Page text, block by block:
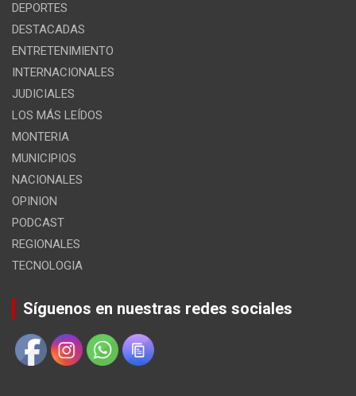
DEPORTES
DESTACADAS
ENTRETENIMIENTO
INTERNACIONALES
JUDICIALES
LOS MÁS LEÍDOS
MONTERIA
MUNICIPIOS
NACIONALES
OPINION
PODCAST
REGIONALES
TECNOLOGIA
Síguenos en nuestras redes sociales